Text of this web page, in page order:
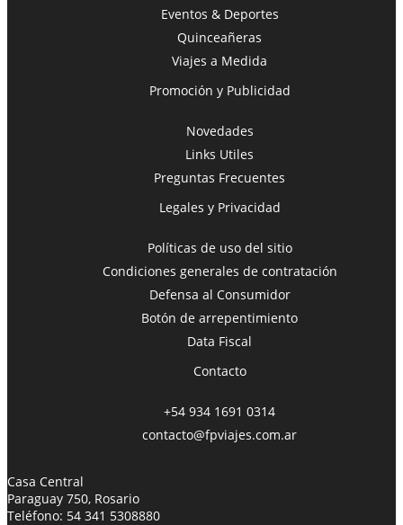
Eventos & Deportes
Quinceañeras
Viajes a Medida
Promoción y Publicidad
Novedades
Links Utiles
Preguntas Frecuentes
Legales y Privacidad
Políticas de uso del sitio
Condiciones generales de contratación
Defensa al Consumidor
Botón de arrepentimiento
Data Fiscal
Contacto
+54 934 1691 0314
contacto@fpviajes.com.ar
Casa Central
Paraguay 750, Rosario
Teléfono: 54 341 5308880